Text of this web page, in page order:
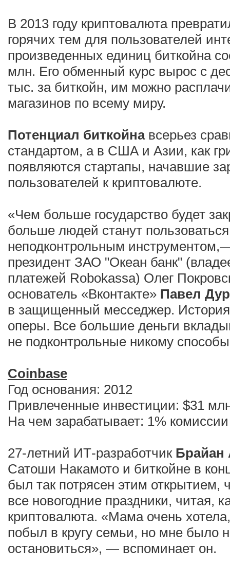
В 2013 году криптовалюта
горячих тем для пользователей
произведенных единиц биткойна
млн. Его обменный курс вырос с
тыс. за биткойн, им можно
магазинов по всему миру.
Потенциал биткойнавсерьез
стандартом, а в США и Азии, как
появляются стартапы, начавшие
пользователей к криптовалюте.
«Чем больше государство будет
больше людей станут
неподконтрольным
президент ЗАО "Океан банк"
платежей Robokassa) Олег
основатель «Вконтакте» Павел
в защищенный месседжер.
оперы. Все большие деньги
не подконтрольные никому
Coinbase
Год основания: 2012
Привлеченные инвестиции: $31
На чем зарабатывает: 1%
27-летний ИТ-разработчик Брайан
Сатоши Накамото и биткойне в
был так потрясен этим открытием,
все новогодние праздники, читая,
криптовалюта. «Мама очень
побыл в кругу семьи, но мне было
остановиться», — вспоминает он.